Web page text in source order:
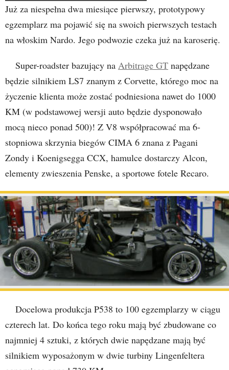
Już za niespełna dwa miesiące pierwszy, prototypowy
egzemplarz ma pojawić się na swoich pierwszych testach
na włoskim Nardo. Jego podwozie czeka już na karoserię.
Super-roadster bazujący na Arbitrage GT napędzane
będzie silnikiem LS7 znanym z Corvette, którego moc na
życzenie klienta może zostać podniesiona nawet do 1000
KM (w podstawowej wersji auto będzie dysponowało
mocą nieco ponad 500)! Z V8 współpracować ma 6-
stopniowa skrzynia biegów CIMA 6 znana z Pagani
Zondy i Koenigsegga CCX, hamulce dostarczy Alcon,
elementy zwieszenia Penske, a sportowe fotele Recaro.
Docelowa produkcja P538 to 100 egzemplarzy w ciągu
czterech lat. Do końca tego roku mają być zbudowane co
najmniej 4 sztuki, z których dwie napędzane mają być
silnikiem wyposażonym w dwie turbiny Lingenfeltera